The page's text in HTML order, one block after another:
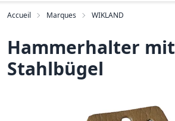
Accueil Marques WIKLAND
Hammerhalter mit
Stahlbügel